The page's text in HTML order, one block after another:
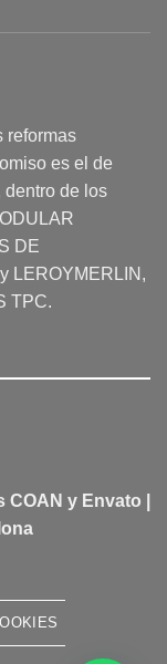
reformas
es el de
dentro de los
DE
LEROYMERLIN,
TPC.
COAN y Envato |